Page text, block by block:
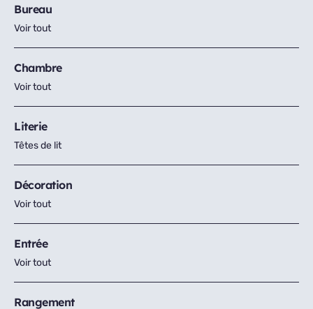
Bureau
Voir tout
Chambre
Voir tout
Literie
Têtes de lit
Décoration
Voir tout
Entrée
Voir tout
Rangement